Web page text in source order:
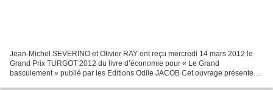
Jean-Michel SEVERINO et Olivier RAY ont reçu mercredi 14 mars 2012 le
Grand Prix TURGOT 2012 du livre d’économie pour « Le Grand
basculement » publié par les Editions Odile JACOB Cet ouvrage présente